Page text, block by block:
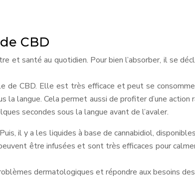
CBD
et santé au quotidien. Pour bien l’absorber, il se
de CBD. Elle est très efficace et peut se
langue. Cela permet aussi de profiter d’une action
secondes sous la langue avant de l’avaler.
il y a les liquides à base de cannabidiol,
être infusées et sont très efficaces pour
dermatologiques et répondre aux besoins